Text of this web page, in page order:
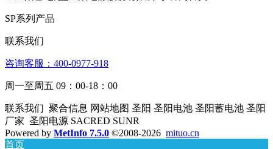
SP系列产品
联系我们
咨询客服：4­00­­-09­77-­918
周一至周五 09：00-18：00
联系我们 聚合信息 网站地图 圣阳 圣阳电池 圣阳蓄电池 圣阳
厂家 圣阳电源 SACRED SUNR
Powered by MetInfo 7.5.0 ©2008-2026 mituo.cn
首页